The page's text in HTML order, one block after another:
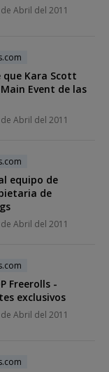
Abril del 2011
que Kara Scott
Event de las
Abril del 2011
equipo de
de
Abril del 2011
Freerolls -
exclusivos
Abril del 2011